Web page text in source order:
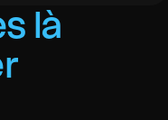
là